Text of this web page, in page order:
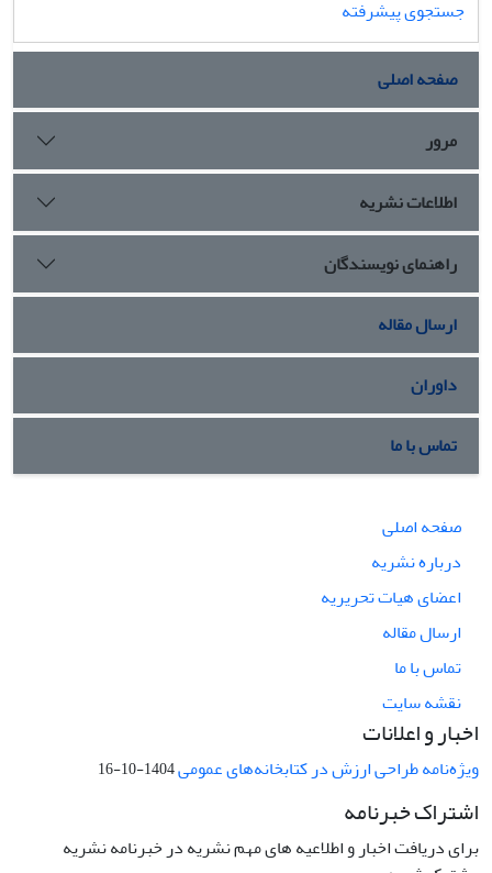
جستجوی پیشرفته
صفحه اصلی
مرور
اطلاعات نشریه
راهنمای نویسندگان
ارسال مقاله
داوران
تماس با ما
صفحه اصلی
درباره نشریه
اعضای هیات تحریریه
ارسال مقاله
تماس با ما
نقشه سایت
اخبار و اعلانات
ویژه‌نامه طراحی ارزش در کتابخانه‌های عمومی1404-10-16
اشتراک خبرنامه
برای دریافت اخبار و اطلاعیه های مهم نشریه در خبرنامه نشریه